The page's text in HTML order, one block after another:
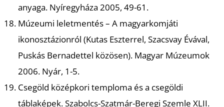
anyaga. Nyíregyháza 2005, 49-61.
Múzeumi leletmentés – A magyarkomjáti
ikonosztázionról (Kutas Eszterrel, Szacsvay Évával,
Puskás Bernadettel közösen). Magyar Múzeumok
2006. Nyár, 1-5.
Csegöld középkori temploma és a csegöldi
táblaképek.Szabolcs-Szatmár-Beregi Szemle XLII.